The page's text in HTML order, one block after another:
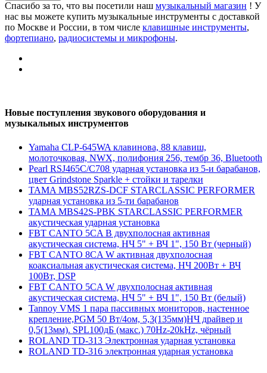
Спасибо за то, что вы посетили наш музыкальный магазин ! У
нас вы можете купить музыкальные инструменты с доставкой
по Москве и России, в том числе клавишные инструменты,
фортепиано, радиосистемы и микрофоны.
Новые поступления звукового оборудования и
музыкальных инструментов
Yamaha CLP-645WA клавинова, 88 клавиш,
молоточковая, NWX, полифония 256, тембр 36, Bluetooth
Pearl RSJ465C/C708 ударная установка из 5-и барабанов,
цвет Grindstone Sparkle + стойки и тарелки
TAMA MBS52RZS-DCF STARCLASSIC PERFORMER
ударная установка из 5-ти барабанов
TAMA MBS42S-PBK STARCLASSIC PERFORMER
акустическая ударная установка
FBT CANTO 5CA B двухполосная активная
акустическая система, НЧ 5" + ВЧ 1", 150 Вт (черный)
FBT CANTO 8CA W активная двухполосная
коаксиальная акустическая система, НЧ 200Вт + ВЧ
100Вт, DSP
FBT CANTO 5CA W двухполосная активная
акустическая система, НЧ 5" + ВЧ 1", 150 Вт (белый)
Tannoy VMS 1 пара пассивных мониторов, настенное
крепление,PGM 50 Вт/4ом, 5,3(135мм)НЧ драйвер и
0,5(13мм). SPL100дБ (макс.) 70Hz-20kHz, чёрный
ROLAND TD-313 Электронная ударная установка
ROLAND TD-316 электронная ударная установка